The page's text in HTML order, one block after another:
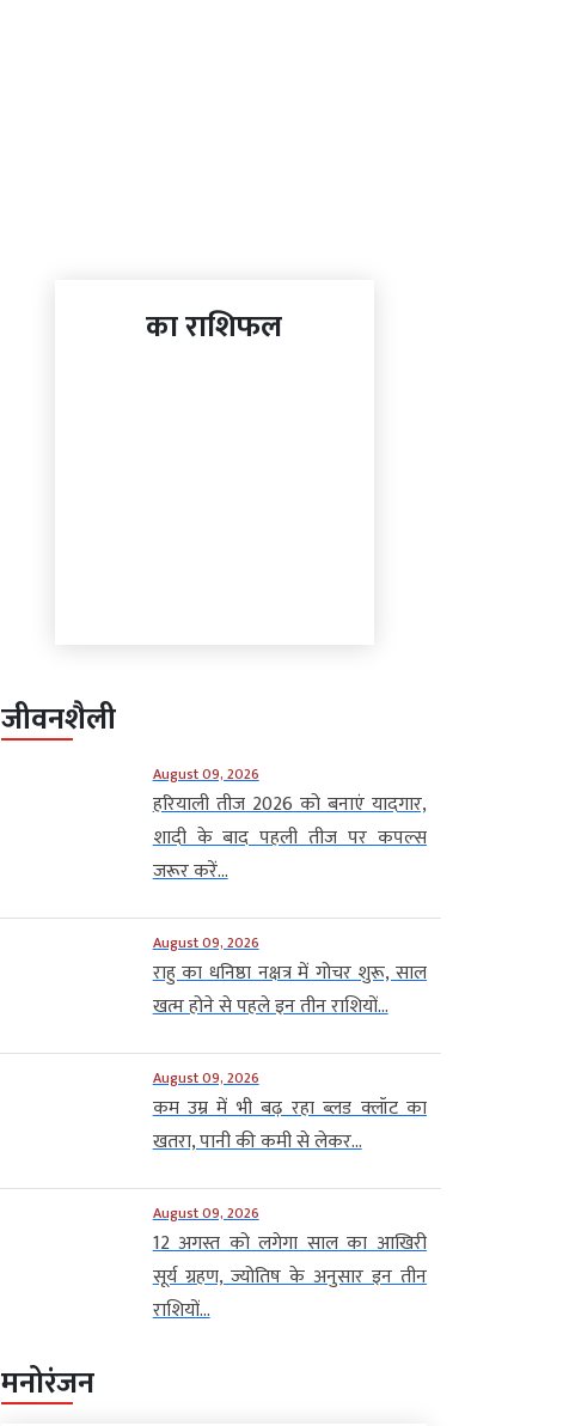
का राशिफल
जीवनशैली
August 09, 2026
हरियाली तीज 2026 को बनाएं यादगार,
शादी के बाद पहली तीज पर कपल्स
जरूर करें...
August 09, 2026
राहु का धनिष्ठा नक्षत्र में गोचर शुरू, साल
खत्म होने से पहले इन तीन राशियों...
August 09, 2026
कम उम्र में भी बढ़ रहा ब्लड क्लॉट का
खतरा, पानी की कमी से लेकर...
August 09, 2026
12 अगस्त को लगेगा साल का आखिरी
सूर्य ग्रहण, ज्योतिष के अनुसार इन तीन
राशियों...
मनोरंजन